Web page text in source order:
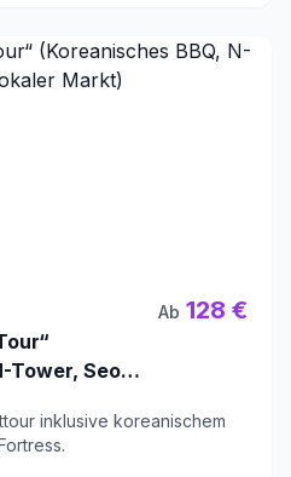
Tower, Seoul
Ab 128 €
inklusive koreanischem